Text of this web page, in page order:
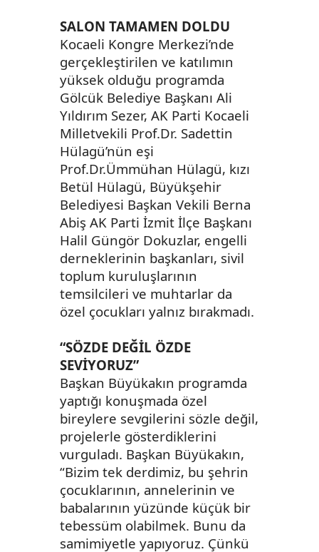
SALON TAMAMEN DOLDU
Kocaeli Kongre Merkezi’nde
gerçekleştirilen ve katılımın
yüksek olduğu programda
Gölcük Belediye Başkanı Ali
Yıldırım Sezer, AK Parti Kocaeli
Milletvekili Prof.Dr. Sadettin
Hülagü’nün eşi
Prof.Dr.Ümmühan Hülagü, kızı
Betül Hülagü, Büyükşehir
Belediyesi Başkan Vekili Berna
Abiş AK Parti İzmit İlçe Başkanı
Halil Güngör Dokuzlar, engelli
derneklerinin başkanları, sivil
toplum kuruluşlarının
temsilcileri ve muhtarlar da
özel çocukları yalnız bırakmadı.
“SÖZDE DEĞİL ÖZDE
SEVİYORUZ”
Başkan Büyükakın programda
yaptığı konuşmada özel
bireylere sevgilerini sözle değil,
projelerle gösterdiklerini
vurguladı. Başkan Büyükakın,
“Bizim tek derdimiz, bu şehrin
çocuklarının, annelerinin ve
babalarının yüzünde küçük bir
tebessüm olabilmek. Bunu da
samimiyetle yapıyoruz. Çünkü